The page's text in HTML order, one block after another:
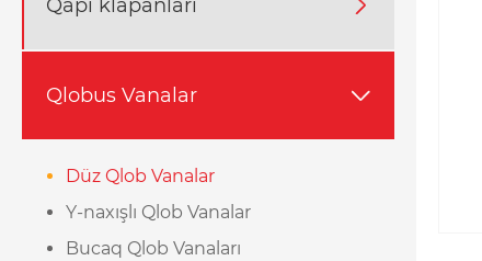
Qapı klapanları 
Qlobus Vanalar 
Düz Qlob Vanalar
Y-naxışlı Qlob Vanalar
Bucaq Qlob Vanaları